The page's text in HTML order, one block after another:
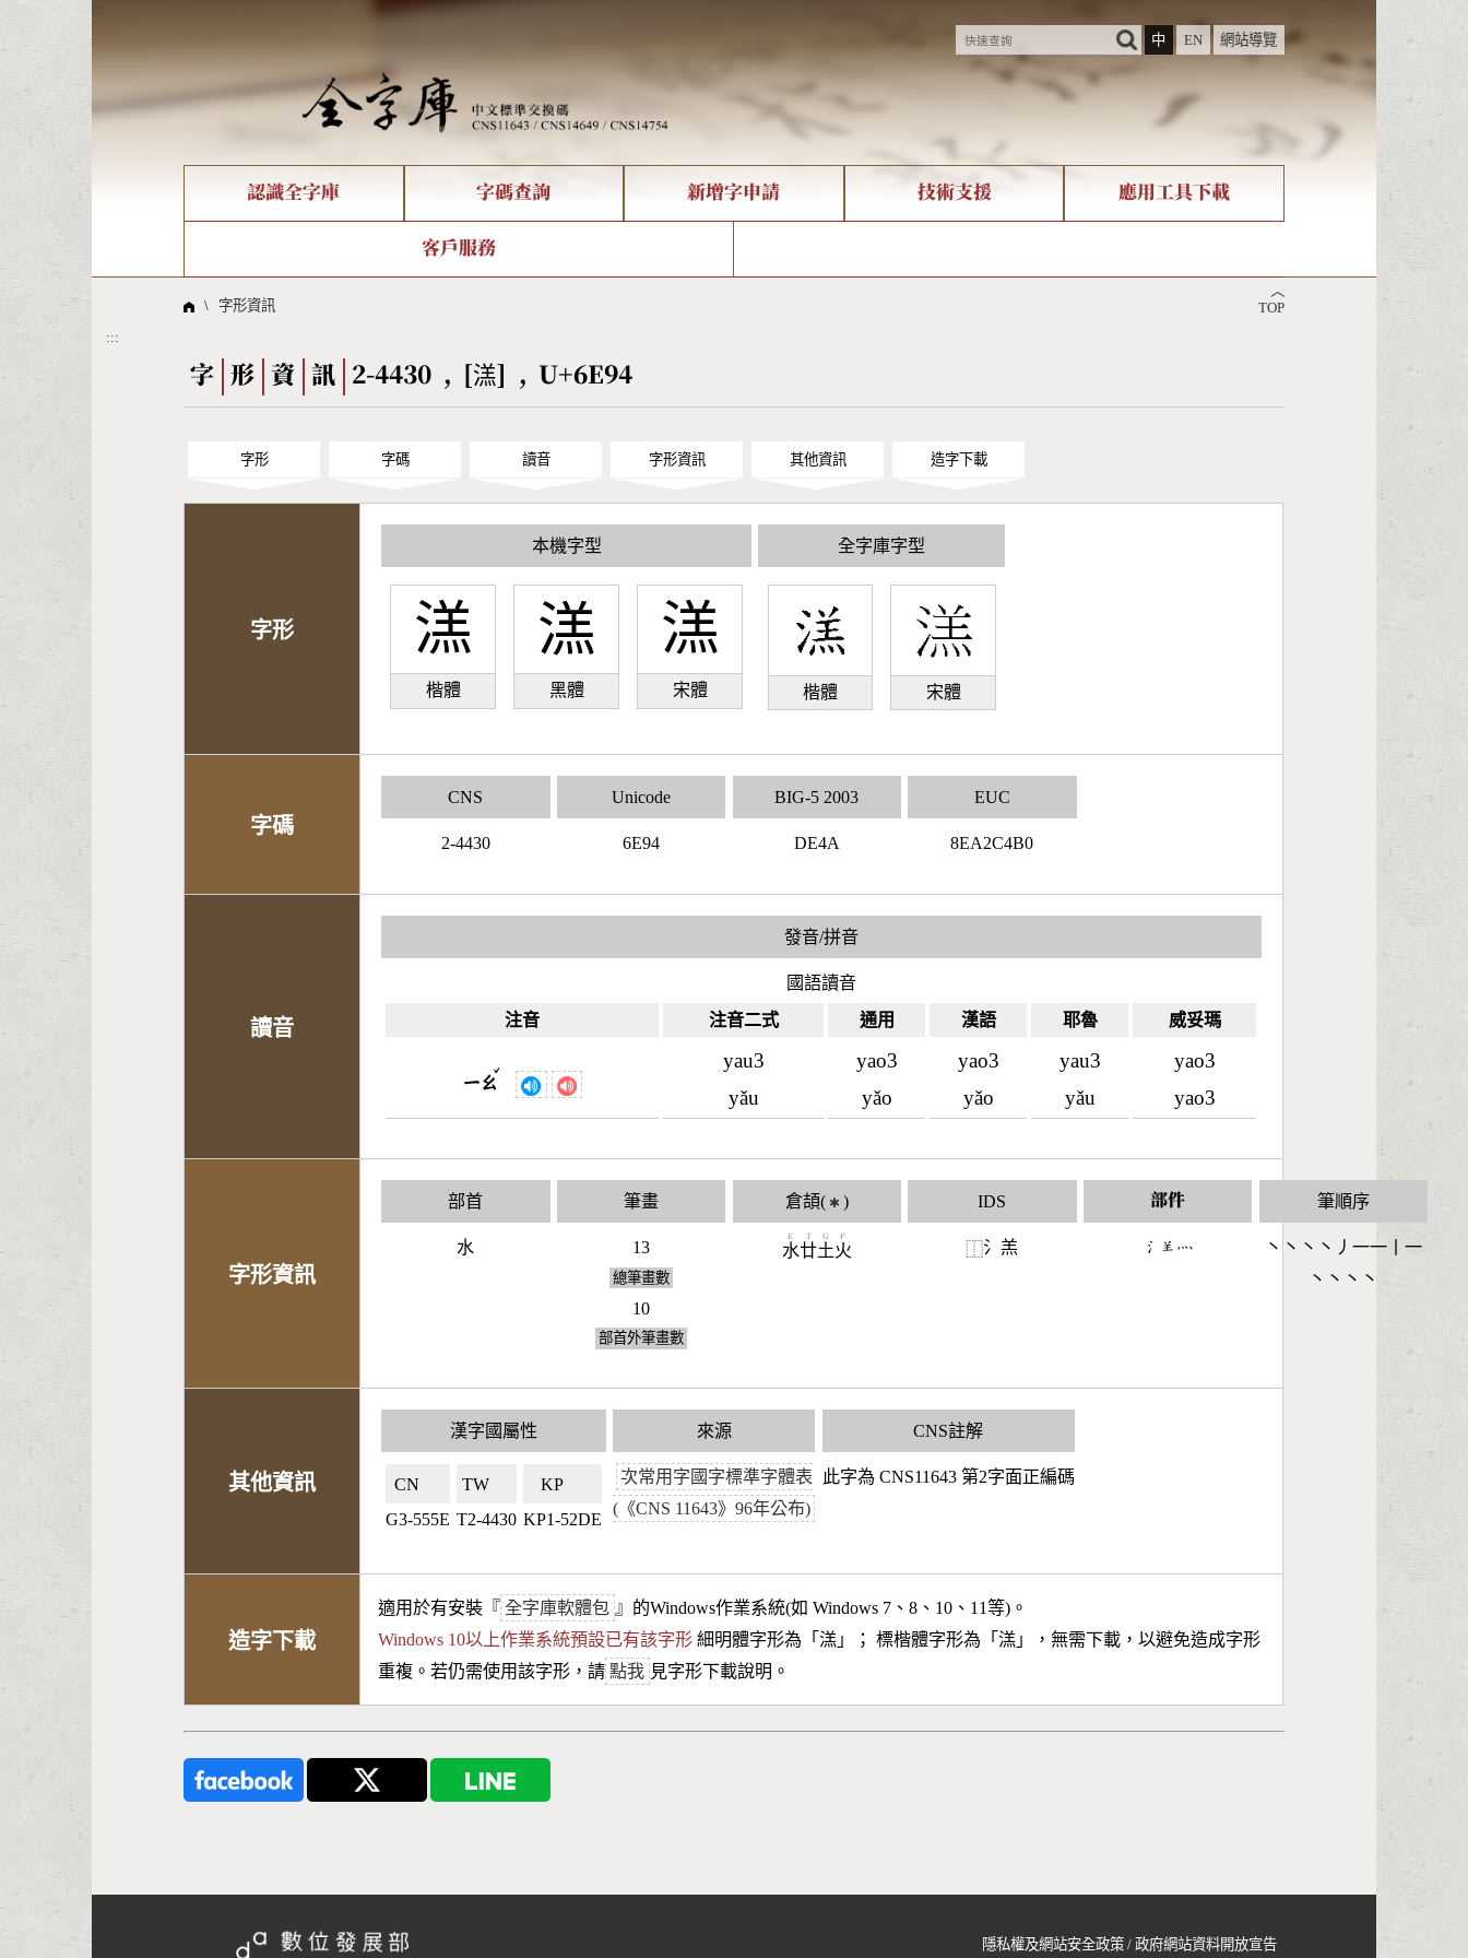
:::
中
EN 網站導覽
認識全字庫
全字庫現況
線上教學
字碼查詢
部件查詢
倉頡查詢
Big5查詢 拼音查詢
新增字申請 技術支援
造字解決方案
應用工具下載
字形下載
客戶服務
問題集
︿
TOP
\ 字形資訊
:::
字 形 資 訊 2-4430 , [溔] , U+6E94
字形 字碼 讀音 字形資訊 其他資訊 造字下載
字形
本機字型
溔
楷體
溔
黑體
溔
宋體
全字庫字型
楷體 宋體
字碼
CNS
2-4430
Unicode
6E94
BIG-5 2003
DE4A
EUC
8EA2C4B0
讀音
發音/拼音
國語讀音
注音
注音二式 通用 漢語 耶魯 威妥瑪
ㄧㄠ
ˇ
yau3
yǎu
yao3
yǎo
yao3
yǎo
yau3
yǎu
yao3
yao3
字形資訊
部首
水
筆畫
13
總筆畫數
10
部首外筆畫數
倉頡( ✱ )
水
E
廿
T
土
G
火
F
IDS
⿰氵羔
部件
󶄔󶆖󶃺
筆順序
丶丶丶丶丿一一丨一
丶丶丶丶
其他資訊
漢字國屬性
CN🇨🇳
G3-555E
TW🇹🇼
T2-4430
KP🇰🇵
KP1-52DE
來源
次常用字國字標準字體表
(《CNS 11643》96年公布)
CNS註解
此字為 CNS11643 第2字面正編碼
造字下載
適用於有安裝『 全字庫軟體包 』的Windows作業系統(如 Windows 7、8、10、11等)。
Windows 10以上作業系統預設已有該字形 細明體字形為「溔 」； 標楷體字形為「溔 」，無需下載，以避免造成字形
重複。若仍需使用該字形，請 點我 見字形下載說明。
隱私權及網站安全政策 /政府網站資料開放宣告